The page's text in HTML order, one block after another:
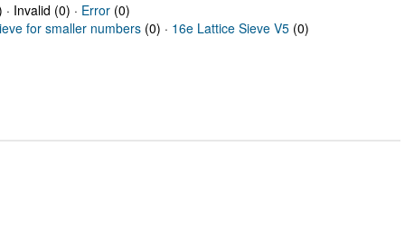
· Invalid (0) · Error(0)
for smaller numbers (0) · 16e Lattice Sieve V5 (0)